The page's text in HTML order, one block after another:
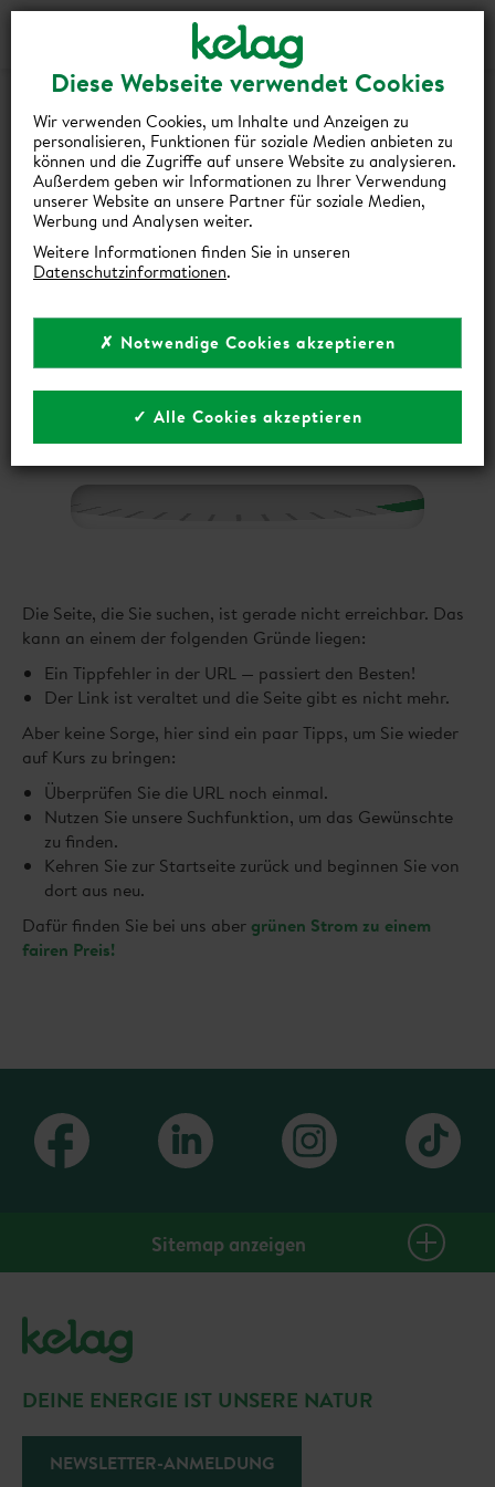
Diese Webseite verwendet Cookies
Wir verwenden Cookies, um Inhalte und Anzeigen zu
personalisieren, Funktionen für soziale Medien anbieten zu
können und die Zugriffe auf unsere Website zu analysieren.
Außerdem geben wir Informationen zu Ihrer Verwendung
unserer Website an unsere Partner für soziale Medien,
Werbung und Analysen weiter.
Weitere Informationen finden Sie in unseren
Datenschutzinformationen.
✗ Notwendige Cookies akzeptieren
✓ Alle Cookies akzeptieren
Gutscheine Events Suche
HOPPLA! DA IST WOHL ETWAS
SCHIEFGELAUFEN!
Die gewünschte Seite können wir leider nicht finden.
Die Seite, die Sie suchen, ist gerade nicht erreichbar. Das
kann an einem der folgenden Gründe liegen:
Ein Tippfehler in der URL — passiert den Besten!
Der Link ist veraltet und die Seite gibt es nicht mehr.
Aber keine Sorge, hier sind ein paar Tipps, um Sie wieder
auf Kurs zu bringen:
Überprüfen Sie die URL noch einmal.
Nutzen Sie unsere Suchfunktion, um das Gewünschte
zu finden.
Kehren Sie zur Startseite zurück und beginnen Sie von
dort aus neu.
Dafür finden Sie bei uns aber grünen Strom zu einem
fairen Preis!
Sitemap anzeigen
Gutscheine
Gewinnspiele
DEINE ENERGIE IST UNSERE NATUR
NEWSLETTER-ANMELDUNG